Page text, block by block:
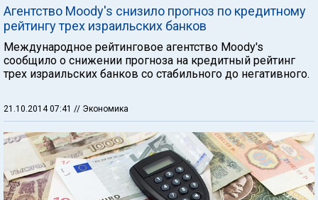
Агентство Moody's снизило прогноз по кредитному
рейтингу трех израильских банков
Международное рейтинговое агентство Moody's
сообщило о снижении прогноза на кредитный рейтинг
трех израильских банков со стабильного до негативного.
21.10.2014 07:41 // Экономика